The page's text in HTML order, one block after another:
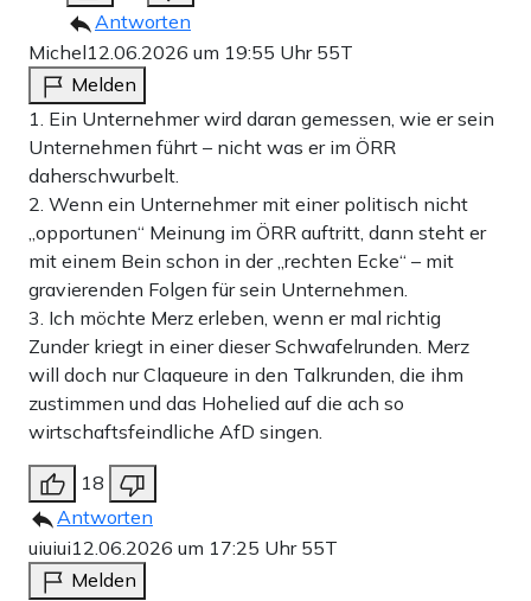
Antworten
Michel12.06.2026 um 19:55 Uhr 55T
Melden
1. Ein Unternehmer wird daran gemessen, wie er sein
Unternehmen führt – nicht was er im ÖRR
daherschwurbelt.
2. Wenn ein Unternehmer mit einer politisch nicht
„opportunen“ Meinung im ÖRR auftritt, dann steht er
mit einem Bein schon in der „rechten Ecke“ – mit
gravierenden Folgen für sein Unternehmen.
3. Ich möchte Merz erleben, wenn er mal richtig
Zunder kriegt in einer dieser Schwafelrunden. Merz
will doch nur Claqueure in den Talkrunden, die ihm
zustimmen und das Hohelied auf die ach so
wirtschaftsfeindliche AfD singen.
18
Antworten
uiuiui12.06.2026 um 17:25 Uhr 55T
Melden